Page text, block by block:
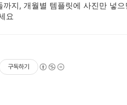
까지, 개월별 템플릿에 사진만 넣
요
구독하기